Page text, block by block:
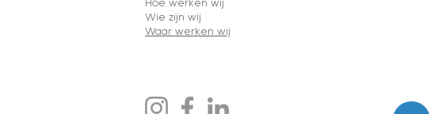
Hoe werken wij
Wie zijn wij
Waar werken wij